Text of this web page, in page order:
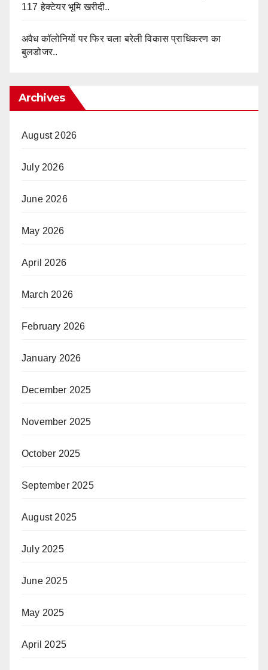
117 हेक्टेयर भूमि खरीदी..
अवैध कॉलोनियों पर फिर चला बरेली विकास प्राधिकरण का
बुलडोजर..
Archives
August 2026
July 2026
June 2026
May 2026
April 2026
March 2026
February 2026
January 2026
December 2025
November 2025
October 2025
September 2025
August 2025
July 2025
June 2025
May 2025
April 2025